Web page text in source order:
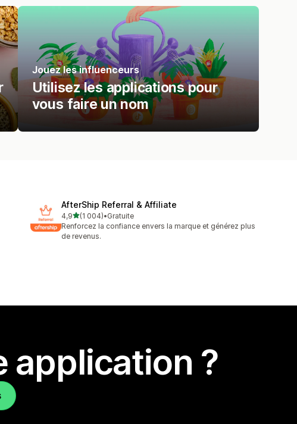
Jouez les influenceurs
Utilisez les applications pour
vous faire un nom
AfterShip Referral & Affiliate
4,9étoile(s) sur 5
(1 004)
1004 avis au total
•Gratuite
Renforcez la confiance envers la marque et générez plus
de revenus.
application ?